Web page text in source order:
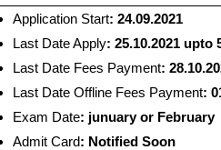
Application Start: 24.09.2021
Last Date Apply: 25.10.2021 upto
Last Date Fees Payment:
Last Date Offline Fees Payment:
Exam Date: junuary or February
Admit Card: Notified Soon